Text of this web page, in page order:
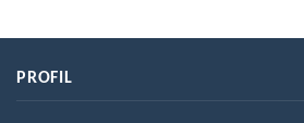
PROFIL